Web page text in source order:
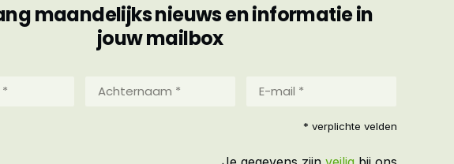
maandelijks nieuws en informatie in
jouw mailbox
mail
* verplichte velden